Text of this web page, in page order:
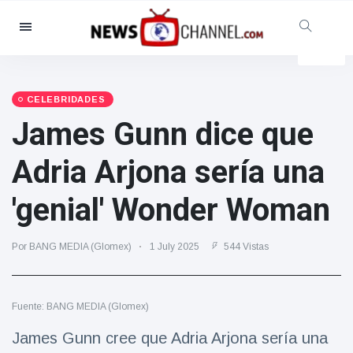
Categorías
Social y Diversión
Cine y TV
(81)
Celebridades
(13938)
Moda y Belleza
(122)
Coches y Motor
Comida y bebida
Estilo de vida y Docu-
(121)
CELEBRIDADES
James Gunn dice que
Adria Arjona sería una
'genial' Wonder Woman
Por BANG MEDIA (Glomex) 1 July 2025 544 Vistas
Fuente: BANG MEDIA (Glomex)
James Gunn cree que Adria Arjona sería una